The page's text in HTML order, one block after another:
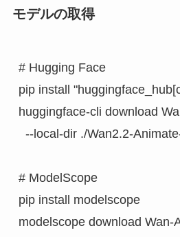
モデルの取得
# Hugging Face
pip install
huggingface-cli download
--local-dir ./Wan2.2-
# ModelScope
pip install modelscope
modelscope download Wan-